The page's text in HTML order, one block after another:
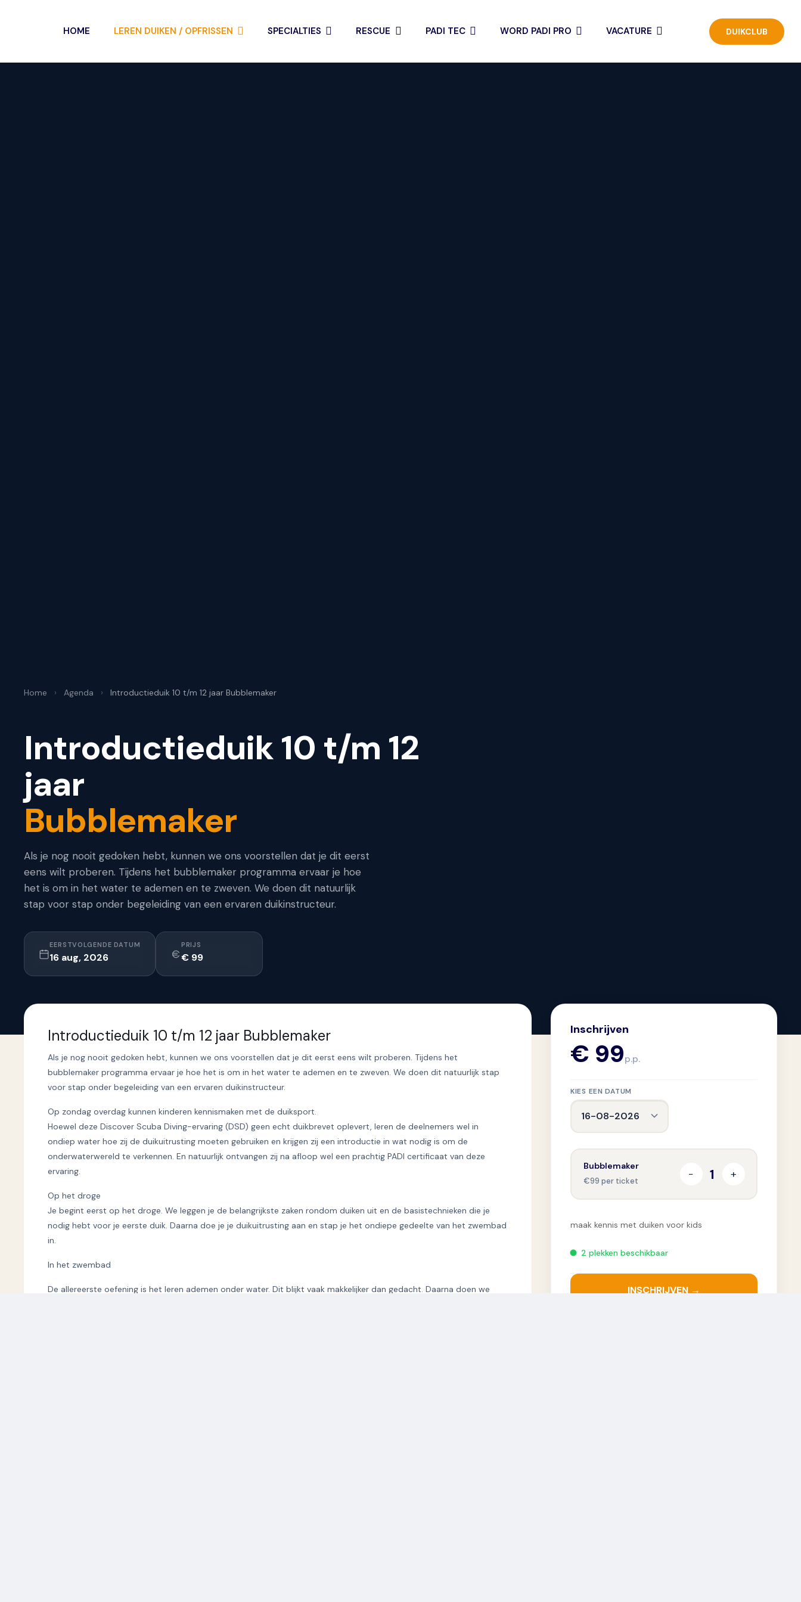
HOME LEREN DUIKEN / OPFRISSEN SPECIALTIES RESCUE PADI TEC WORD PADI PRO VACATURE DUIKCLUB
Home › Agenda › Introductieduik 10 t/m 12 jaar Bubblemaker
Introductieduik 10 t/m 12
jaar
Bubblemaker
Als je nog nooit gedoken hebt, kunnen we ons voorstellen dat je dit eerst
eens wilt proberen. Tijdens het bubblemaker programma ervaar je hoe
het is om in het water te ademen en te zweven. We doen dit natuurlijk
stap voor stap onder begeleiding van een ervaren duikinstructeur.
EERSTVOLGENDE DATUM
16 aug, 2026
PRIJS
€ 99
Introductieduik 10 t/m 12 jaar Bubblemaker
Als je nog nooit gedoken hebt, kunnen we ons voorstellen dat je dit eerst eens wilt proberen. Tijdens het
bubblemaker programma ervaar je hoe het is om in het water te ademen en te zweven. We doen dit natuurlijk stap
voor stap onder begeleiding van een ervaren duikinstructeur.
Op zondag overdag kunnen kinderen kennismaken met de duiksport.
Hoewel deze Discover Scuba Diving-ervaring (DSD) geen echt duikbrevet oplevert, leren de deelnemers wel in
ondiep water hoe zij de duikuitrusting moeten gebruiken en krijgen zij een introductie in wat nodig is om de
onderwaterwereld te verkennen. En natuurlijk ontvangen zij na afloop wel een prachtig PADI certificaat van deze
ervaring.
Op het droge
Je begint eerst op het droge. We leggen je de belangrijkste zaken rondom duiken uit en de basistechnieken die je
nodig hebt voor je eerste duik. Daarna doe je je duikuitrusting aan en stap je het ondiepe gedeelte van het zwembad
in.
In het zwembad
De allereerste oefening is het leren ademen onder water. Dit blijkt vaak makkelijker dan gedacht. Daarna doen we
Inschrijven
€ 99p.p.
KIES EEN DATUM
Bubblemaker
€99 per ticket
maak kennis met duiken voor kids
2 plekken beschikbaar
INSCHRIJVEN →